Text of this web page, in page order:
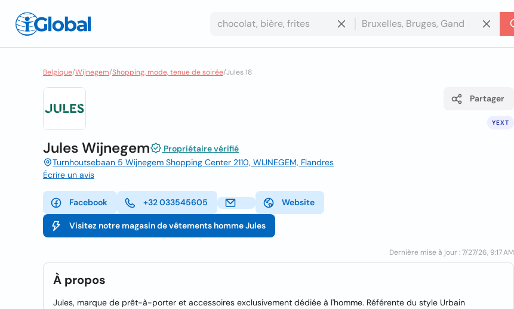
Belgique/Wijnegem/Shopping, mode, tenue de soirée/Jules 18
YEXT
Partager
Jules Wijnegem
Propriétaire vérifié
Turnhoutsebaan 5 Wijnegem Shopping Center 2110, WIJNEGEM, Flandres
Écrire un avis
Facebook +32 033545605 Website
Visitez notre magasin de vêtements homme Jules
Dernière mise à jour : 7/27/26, 9:17 AM
À propos
Jules, marque de prêt-à-porter et accessoires exclusivement dédiée à l'homme. Référente du style Urbain